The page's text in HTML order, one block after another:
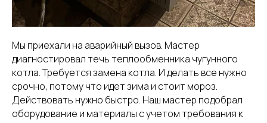
Мы приехали на аварийный вызов. Мастер
диагностировал течь теплообменника чугунного
котла. Требуется замена котла. И делать все нужно
срочно, потому что идет зима и стоит мороз.
Действовать нужно быстро. Наш мастер подобрал
оборудование и материалы с учетом требования к